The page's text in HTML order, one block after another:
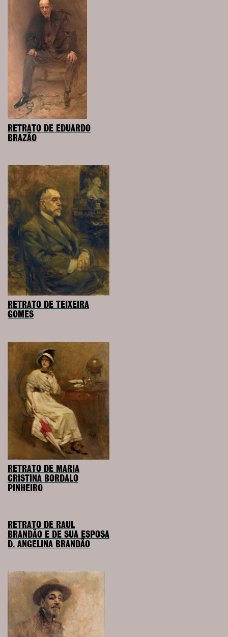
RETRATO DE EDUARDO
BRAZÃO
RETRATO DE TEIXEIRA
GOMES
RETRATO DE MARIA
CRISTINA BORDALO
PINHEIRO
RETRATO DE RAUL
BRANDÃO E DE SUA ESPOSA
D. ANGELINA BRANDÃO